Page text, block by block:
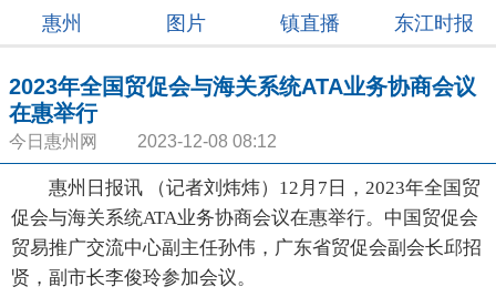
惠州
图片 镇直播 东江时报
2023年全国贸促会与海关系统ATA业务协商会议
在惠举行
今日惠州网 2023-12-08 08:12
惠州日报讯 （记者刘炜炜）12月7日，2023年全国贸
促会与海关系统ATA业务协商会议在惠举行。中国贸促会
贸易推广交流中心副主任孙伟，广东省贸促会副会长邱招
贤，副市长李俊玲参加会议。